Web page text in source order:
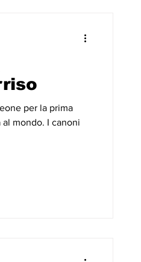
per la prima
mondo. I canoni